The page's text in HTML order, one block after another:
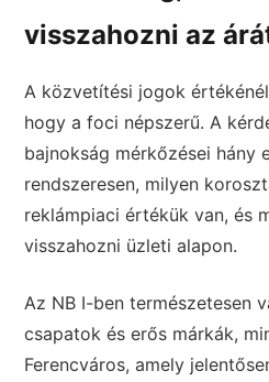
visszahozni az
A közvetítési jogok
hogy a foci népszerű. A
bajnokság mérkőzései hány
rendszeresen, milyen
reklámpiaci értékük van, és
visszahozni üzleti alapon.
Az NB I-ben természetesen
csapatok és erős márkák,
Ferencváros, amely